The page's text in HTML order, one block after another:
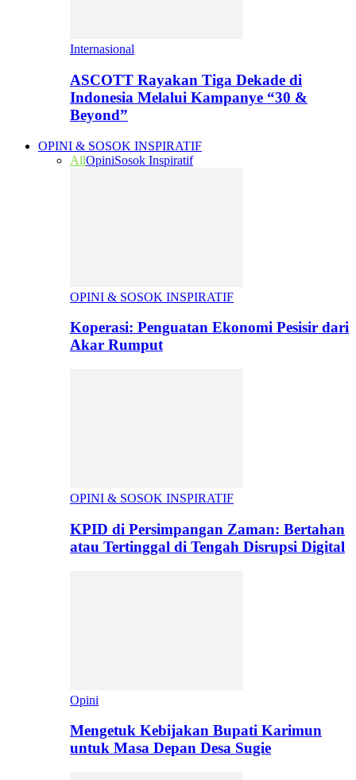
Internasional
ASCOTT Rayakan Tiga Dekade di
Indonesia Melalui Kampanye “30 &
Beyond”
OPINI & SOSOK INSPIRATIF
AllOpiniSosok Inspiratif
OPINI & SOSOK INSPIRATIF
Koperasi: Penguatan Ekonomi Pesisir dari
Akar Rumput
OPINI & SOSOK INSPIRATIF
KPID di Persimpangan Zaman: Bertahan
atau Tertinggal di Tengah Disrupsi Digital
Opini
Mengetuk Kebijakan Bupati Karimun
untuk Masa Depan Desa Sugie